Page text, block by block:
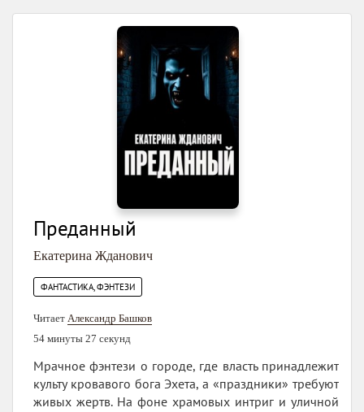
Преданный
Екатерина Жданович
ФАНТАСТИКА, ФЭНТЕЗИ
Читает Александр Башков
54 минуты 27 секунд
Мрачное фэнтези о городе, где власть принадлежит
культу кровавого бога Эхета, а «праздники» требуют
живых жертв. На фоне храмовых интриг и уличной